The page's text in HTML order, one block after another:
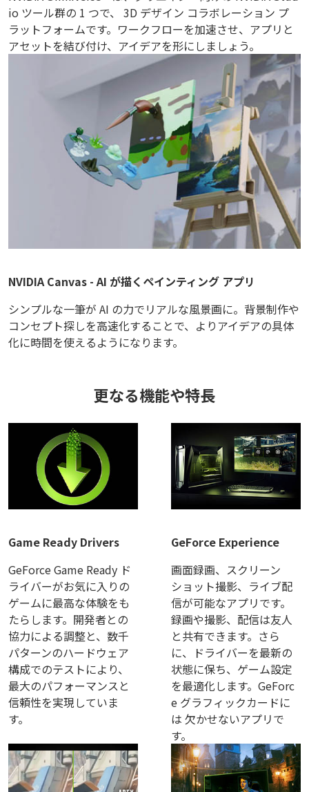
io ツール群の 1 つで、 3D デザイン コラボレーション プ
ラットフォームです。ワークフローを加速させ、アプリと
アセットを結び付け、アイデアを形にしましょう。
NVIDIA Canvas - AI が描くペインティング アプリ
シンプルな一筆が AI の力でリアルな風景画に。背景制作や
コンセプト探しを高速化することで、よりアイデアの具体
化に時間を使えるようになります。
更なる機能や特長
Game Ready Drivers
GeForce Game Ready ド
ライバーがお気に入りの
ゲームに最高な体験をも
たらします。開発者との
協力による調整と、数千
パターンのハードウェア
構成でのテストにより、
最大のパフォーマンスと
信頼性を実現していま
す。
GeForce Experience
画面録画、スクリーン
ショット撮影、ライブ配
信が可能なアプリです。
録画や撮影、配信は友人
と共有できます。さら
に、ドライバーを最新の
状態に保ち、ゲーム設定
を最適化します。GeForc
e グラフィックカードに
は 欠かせないアプリで
す。